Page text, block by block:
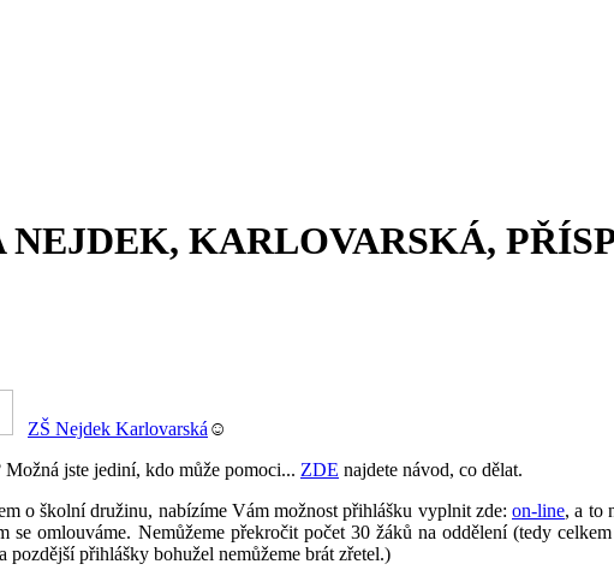
KARLOVARSKÁ,
ZŠ Nejdek Karlovarská ☺️
jste jediní, kdo může pomoci... ZDE najdete návod, co dělat.
o školní družinu, nabízíme Vám možnost přihlášku vyplnit zde: on-line, a to
se omlouváme. Nemůžeme překročit počet 30 žáků na oddělení (tedy
přihlášky bohužel nemůžeme brát zřetel.)